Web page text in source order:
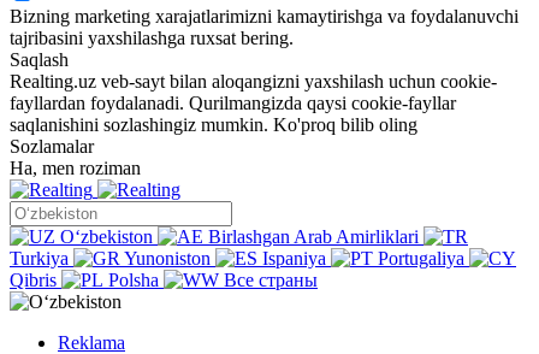
Bizning marketing xarajatlarimizni kamaytirishga va foydalanuvchi
tajribasini yaxshilashga ruxsat bering.
Saqlash
Realting.uz veb-sayt bilan aloqangizni yaxshilash uchun cookie-
fayllardan foydalanadi. Qurilmangizda qaysi cookie-fayllar
saqlanishini sozlashingiz mumkin. Ko'proq bilib oling
Sozlamalar
Ha, men roziman
Oʻzbekiston
Birlashgan Arab Amirliklari
Turkiya
Yunoniston Ispaniya
Portugaliya
Qibris
Polsha Все страны
Reklama